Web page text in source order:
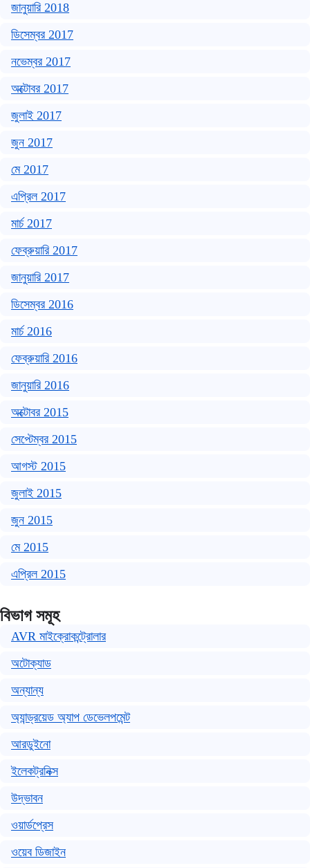
জানুয়ারি 2018
ডিসেম্বর 2017
নভেম্বর 2017
অক্টোবর 2017
জুলাই 2017
জুন 2017
মে 2017
এপ্রিল 2017
মার্চ 2017
ফেব্রুয়ারি 2017
জানুয়ারি 2017
ডিসেম্বর 2016
মার্চ 2016
ফেব্রুয়ারি 2016
জানুয়ারি 2016
অক্টোবর 2015
সেপ্টেম্বর 2015
আগস্ট 2015
জুলাই 2015
জুন 2015
মে 2015
এপ্রিল 2015
বিভাগ সমূহ
AVR মাইক্রোকন্ট্রোলার
অটোক্যাড
অন্যান্য
অ্যান্ড্রয়েড অ্যাপ ডেভেলপমেন্ট
আরডুইনো
ইলেকট্রনিক্স
উদ্ভাবন
ওয়ার্ডপ্রেস
ওয়েব ডিজাইন